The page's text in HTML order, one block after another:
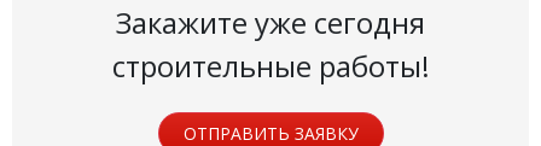
Закажите уже сегодня
строительные работы!
ОТПРАВИТЬ ЗАЯВКУ